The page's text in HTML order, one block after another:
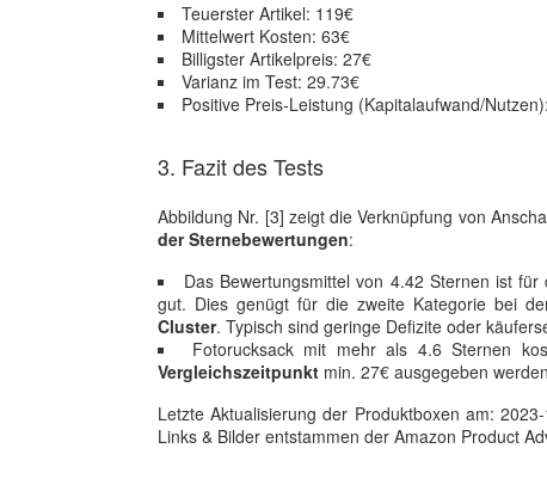
Teuerster Artikel: 119€
Mittelwert Kosten: 63€
Billigster Artikelpreis: 27€
Varianz im Test: 29.73€
Positive Preis-Leistung (Kapitalaufwand/
3. Fazit des Tests
Abbildung Nr. [3] zeigt die Verknüpfung von
der Sternebewertungen:
Das Bewertungsmittel von 4.42 Sternen ist
gut. Dies genügt für die zweite Kategorie bei
Cluster. Typisch sind geringe Defizite oder
Fotorucksack mit mehr als 4.6 Sternen
Vergleichszeitpunkt min. 27€ ausgegeben
Letzte Aktualisierung der Produktboxen am:
Links & Bilder entstammen der Amazon Product